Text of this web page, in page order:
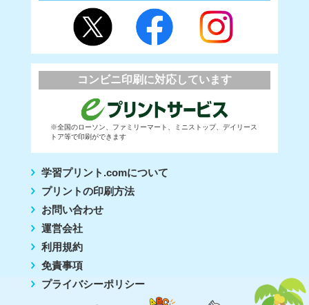
コンビニ印刷に対応しています
※全国のローソン、ファミリーマート、ミニストップ、デイリース
トア等で印刷ができます
学習プリント.comについて
プリントの印刷方法
お問い合わせ
運営会社
利用規約
免責事項
プライバシーポリシー